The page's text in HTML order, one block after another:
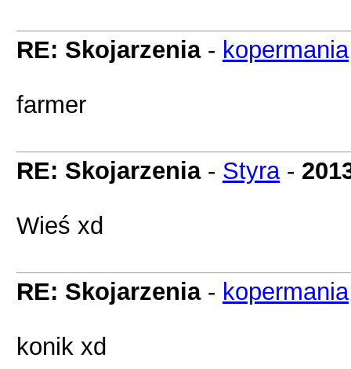
RE: Skojarzenia- kopermania
farmer
RE: Skojarzenia- Styra-
Wieś xd
RE: Skojarzenia- kopermania
konik xd